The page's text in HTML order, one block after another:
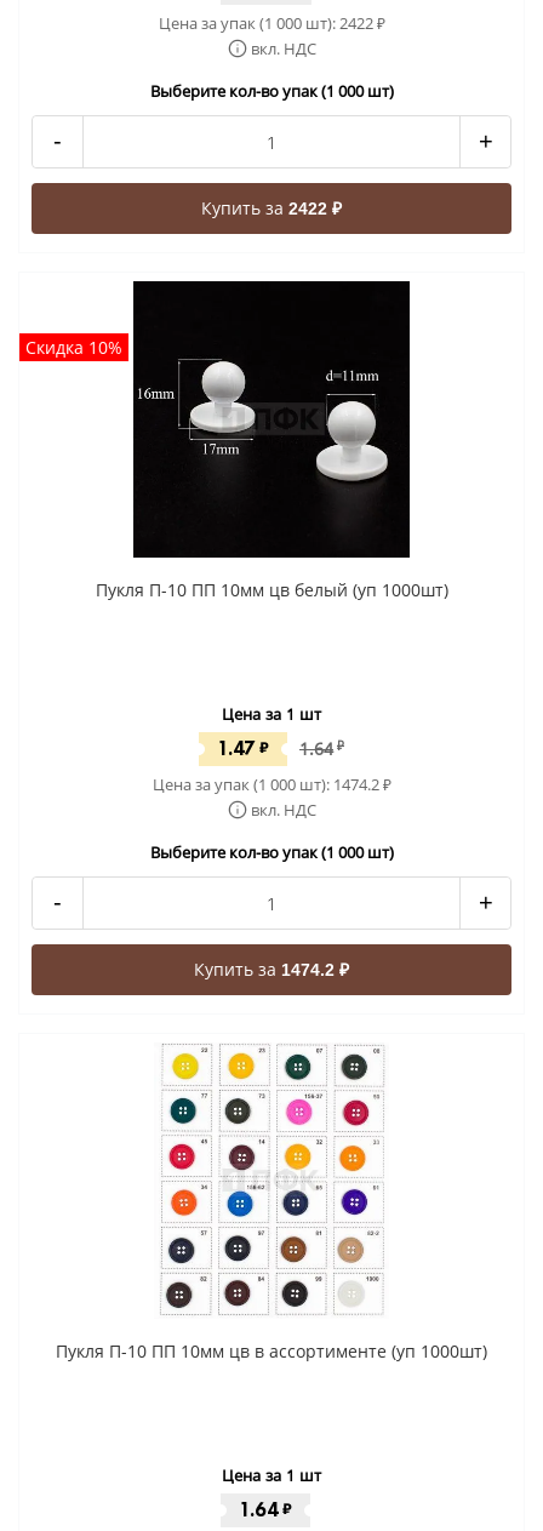
Цена за упак (1 000 шт):2422₽
вкл. НДС
Выберите кол-во упак (1 000 шт)
- +
Купить за 2422 ₽
Скидка 10%
Пукля П-10 ПП 10мм цв белый (уп 1000шт)
Цена за 1 шт
1.47₽ 1.64 ₽
Цена за упак (1 000 шт): 1474.2₽
вкл. НДС
Выберите кол-во упак (1 000 шт)
- +
Купить за 1474.2 ₽
Пукля П-10 ПП 10мм цв в ассортименте (уп 1000шт)
Цена за 1 шт
1.64₽